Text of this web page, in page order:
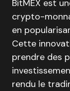
BitMEX est
crypto-
en
Cette
prendre des
rendu le